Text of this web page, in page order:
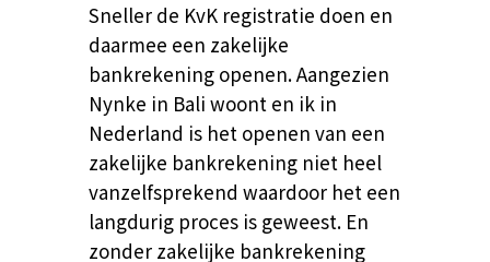
Sneller de KvK registratie doen en
daarmee een zakelijke
bankrekening openen. Aangezien
Nynke in Bali woont en ik in
Nederland is het openen van een
zakelijke bankrekening niet heel
vanzelfsprekend waardoor het een
langdurig proces is geweest. En
zonder zakelijke bankrekening